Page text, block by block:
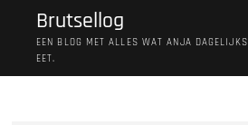
Brutsellog
EEN BLOG MET ALLES WAT ANJA DAGELIJKS
EET.